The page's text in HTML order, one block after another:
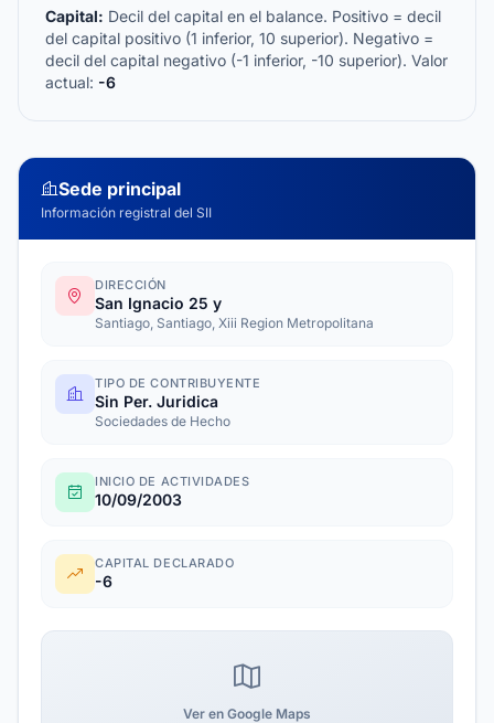
Capital: Decil del capital en el balance. Positivo = decil
del capital positivo (1 inferior, 10 superior). Negativo =
decil del capital negativo (-1 inferior, -10 superior). Valor
actual: -6
Sede principal
Información registral del SII
DIRECCIÓN
San Ignacio 25 y
Santiago, Santiago, Xiii Region Metropolitana
TIPO DE CONTRIBUYENTE
Sin Per. Juridica
Sociedades de Hecho
INICIO DE ACTIVIDADES
10/09/2003
CAPITAL DECLARADO
-6
Ver en Google Maps